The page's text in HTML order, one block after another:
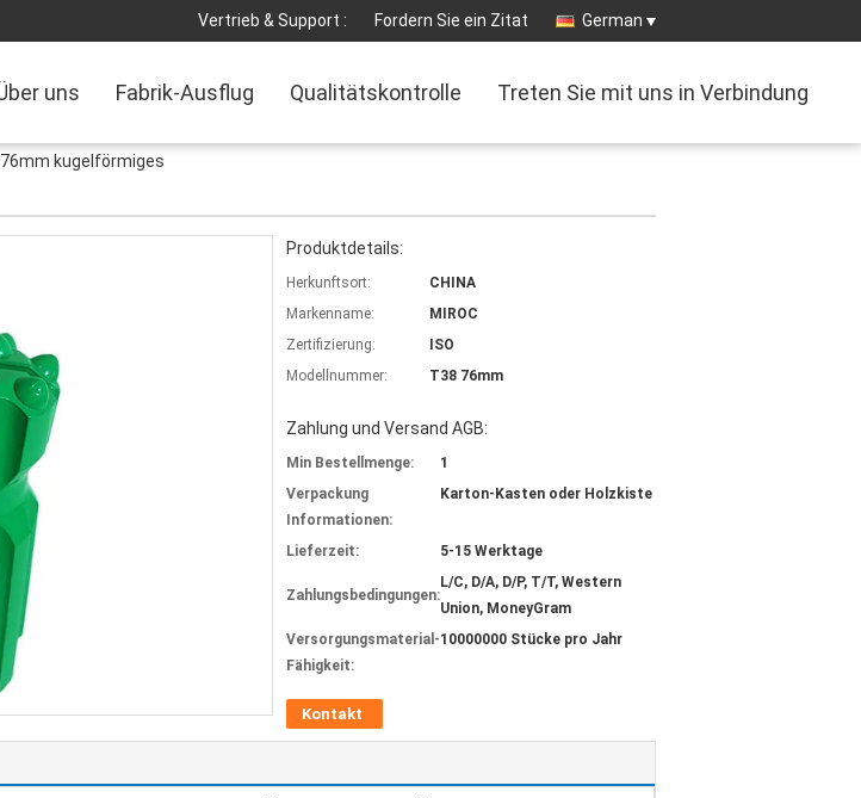
Vertrieb & Support : Fordern Sie ein Zitat German
uns Fabrik-Ausflug Qualitätskontrolle Treten Sie mit uns in Verbindung
kugelförmiges
Produktdetails:
Herkunftsort:
CHINA
Markenname:
MIROC
Zertifizierung:
ISO
Modellnummer:
T38 76mm
Zahlung und Versand AGB:
Min Bestellmenge:
1
Verpackung
Informationen:
Karton-Kasten oder Holzkiste
Lieferzeit: 5-15 Werktage
Zahlungsbedingungen:
L/C, D/A, D/P, T/T, Western
Union, MoneyGram
Versorgungsmaterial-
Fähigkeit:
10000000 Stücke pro Jahr
Kontakt